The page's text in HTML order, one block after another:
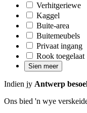
Verhitgeriewe
Kaggel
Buite-area
Buitemeubels
Privaat ingang
Rook toegelaat
Sien meer
Indien jy Antwerp
Ons bied 'n wye